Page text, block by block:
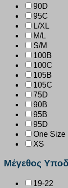
90D
95C
L/XL
M/L
S/M
100B
100C
105B
105C
75D
90B
95B
95D
One Size
XS
Μέγεθος
19-22